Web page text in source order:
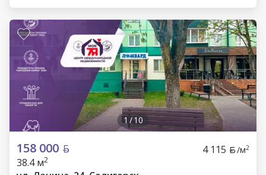
1 /10
158 000 4 115 /м2
38.4 м2